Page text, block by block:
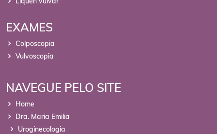
EXAMES
Colposcopia
Vulvoscopia
NAVEGUE PELO SITE
Home
Dra. Maria Emilia
Uroginecologia